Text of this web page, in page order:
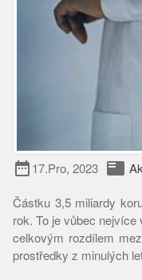
date_range17.Pro, 2023 featured_play_list
Částku 3,5 miliardy
rok. To je vůbec
celkovým rozdílem
prostředky z minulých